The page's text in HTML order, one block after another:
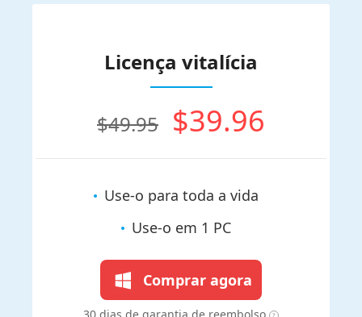
Licença vitalícia
$49.95 $39.96
Use-o para toda a vida
Use-o em 1 PC
Comprar agora
30 dias de garantia de reembolso